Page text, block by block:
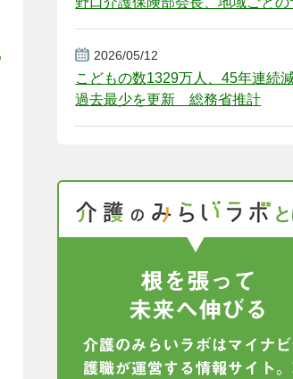
2026/05/12
こどもの数1329万人、45年連続
過去最少を更新 総務省推計